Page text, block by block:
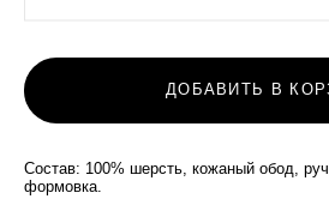
ДОБАВИТЬ В
Состав: 100% шерсть, кожаный обод,
формовка.